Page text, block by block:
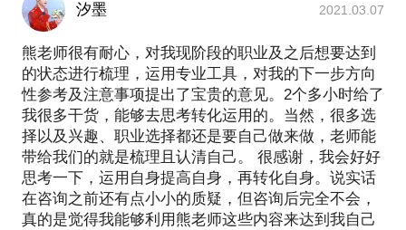
汐墨 2021.03.07
熊老师很有耐心，对我现阶段的职业及之后想要达到
的状态进行梳理，运用专业工具，对我的下一步方向
性参考及注意事项提出了宝贵的意见。2个多小时给了
我很多干货，能够去思考转化运用的。当然，很多选
择以及兴趣、职业选择都还是要自己做来做，老师能
带给我们的就是梳理且认清自己。 很感谢，我会好好
思考一下，运用自身提高自身，再转化自身。说实话
在咨询之前还有点小小的质疑，但咨询后完全不会，
真的是觉得我能够利用熊老师这些内容来达到我自己